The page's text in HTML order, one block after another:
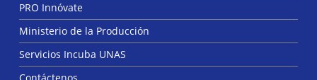
PRO Innóvate
Ministerio de la Producción
Servicios Incuba UNAS